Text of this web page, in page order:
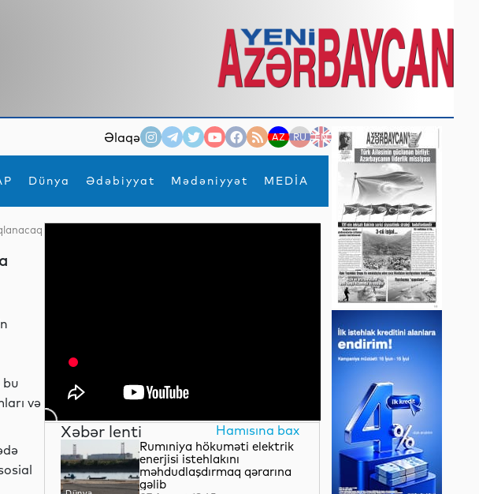
Əlaqə AZ RU EN
Dünya Ədəbiyyat Mədəniyyət MEDİA
×
bu
və
Xəbər lenti Hamısına bax
Rumıniya hökuməti elektrik
enerjisi istehlakını
məhdudlaşdırmaq qərarına
gəlib